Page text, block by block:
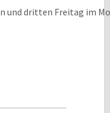
und dritten Freitag im